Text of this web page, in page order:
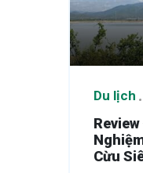
Du lịch
Cừu